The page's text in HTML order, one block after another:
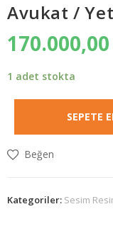
Avukat /
170.000,00
1 adet stokta
SEPETE
Beğen
Kategoriler: Sesim